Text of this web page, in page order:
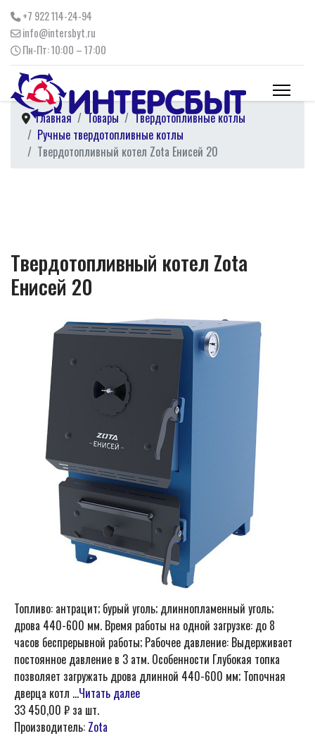
+7 922 114-24-94
info@intersbyt.ru
Пн-Пт: 10:00 – 17:00
Главная Товары
Твердотопливные котлы
Ручные твердотопливные котлы
Твердотопливный котел Zota Енисей 20
Твердотопливный котел Zota
Енисей 20
Топливо: антрацит; бурый уголь; длиннопламенный уголь;
дрова 440-600 мм. Время работы на одной загрузке: до 8
часов беспрерывной работы; Рабочее давление: Выдерживает
постоянное давление в 3 атм. Особенности Глубокая топка
позволяет загружать дрова длинной 440-600 мм; Топочная
дверца котл ...Читать далее
33 450,00 ₽ за шт.
Производитель: Zota